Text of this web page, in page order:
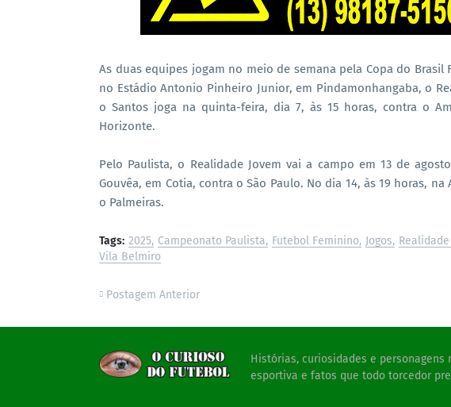
As duas equipes jogam no meio de semana pela Copa do Brasil
no Estádio Antonio Pinheiro Junior, em Pindamonhangaba, o
o Santos joga na quinta-feira, dia 7, às 15 horas, contra o
Horizonte.
Pelo Paulista, o Realidade Jovem vai a campo em 13 de
Gouvêa, em Cotia, contra o São Paulo. No dia 14, às 19 horas,
o Palmeiras.
Tags: 2025 Campeonato Paulista Futebol Feminino Jogos Realidade
Vila Belmiro
Postagem Anterior
Histórias, curiosidades e
esportiva e fatos que todo torcedor